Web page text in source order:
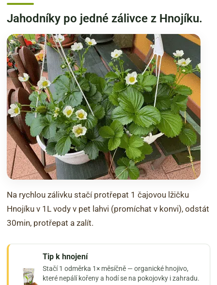
Jahodníky po jedné zálivce z Hnojíku.
Na rychlou zálivku stačí protřepat 1 čajovou lžičku
Hnojíku v 1L vody v pet lahvi (promíchat v konvi), odstát
30min, protřepat a zalít.
Tip k hnojení
Stačí 1 odměrka 1× měsíčně — organické hnojivo,
které nepálí kořeny a hodí se na pokojovky i zahradu.